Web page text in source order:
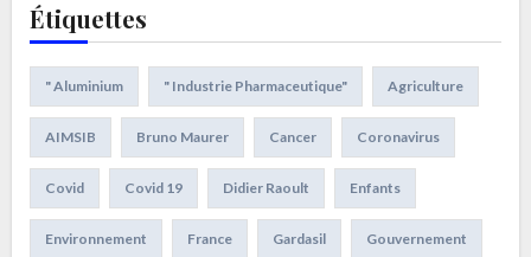
Étiquettes
" Aluminium " Industrie Pharmaceutique" Agriculture
AIMSIB Bruno Maurer Cancer Coronavirus
Covid Covid 19 Didier Raoult Enfants
Environnement France Gardasil Gouvernement